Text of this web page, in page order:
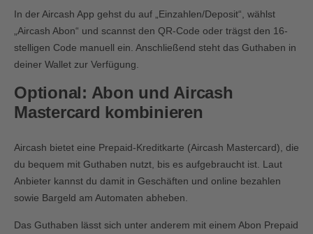
In der Aircash App gehst du auf „Einzahlen/Deposit“, wählst
„Aircash Abon“ und scannst den QR-Code oder trägst den 16-
stelligen Code manuell ein. Anschließend steht das Guthaben in
deiner Wallet zur Verfügung.
Optional: Abon und Aircash
Mastercard kombinieren
Aircash bietet eine Prepaid-Kreditkarte (Aircash Mastercard), die
du bequem mit Guthaben nutzt, bis es aufgebraucht ist. Laut
Anbieter kannst du damit in Geschäften und online bezahlen
sowie Bargeld am Automaten abheben.
Das Guthaben lässt sich unter anderem mit einem Abon Prepaid